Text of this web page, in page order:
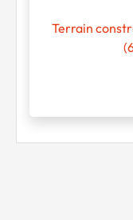
Terrain